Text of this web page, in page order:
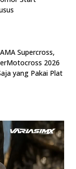
Supercross,
2026
yang Pakai Plat